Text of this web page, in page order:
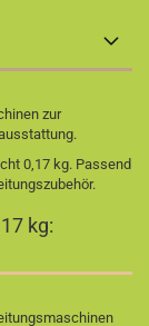
zur
0,17 kg. Passend
kg: